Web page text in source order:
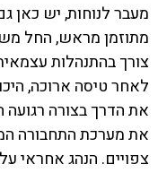
מעבר לנוחות, יש כאן
מתוזמן מראש, החל
צורך בהתנהלות
לאחר טיסה ארוכה,
את הדרך בצורה רגועה
את מערכת התחבורה
צפויים. הנהג אחראי